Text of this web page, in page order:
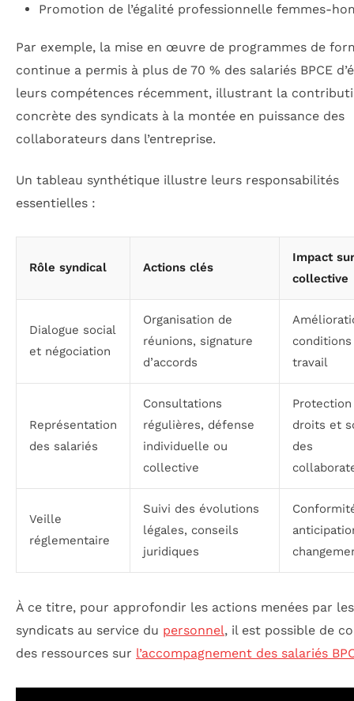
Promotion de l’égalité professionnelle femmes-
Par exemple, la mise en œuvre de programmes de
continue a permis à plus de 70 % des salariés BPCE
leurs compétences récemment, illustrant la
concrète des syndicats à la montée en puissance des
collaborateurs dans l’entreprise.
Un tableau synthétique illustre leurs responsabilités
essentielles :
Rôle syndical Actions clés
Impact
collective
Dialogue social
et négociation
Organisation de
réunions, signature
d’accords
travail
Représentation
des salariés
Consultations
régulières, défense
individuelle ou
collective
droits et
des
Veille
réglementaire
Suivi des évolutions
légales, conseils
juridiques
À ce titre, pour approfondir les actions menées par les
syndicats au service du personnel, il est possible de
des ressources sur l’accompagnement des salariés